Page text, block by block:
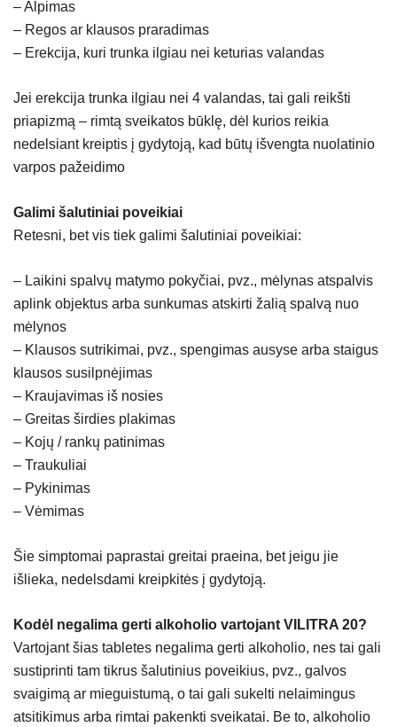
– Alpimas
– Regos ar klausos praradimas
– Erekcija, kuri trunka ilgiau nei keturias valandas
Jei erekcija trunka ilgiau nei 4 valandas, tai gali reikšti
priapizmą – rimtą sveikatos būklę, dėl kurios reikia
nedelsiant kreiptis į gydytoją, kad būtų išvengta nuolatinio
varpos pažeidimo
Galimi šalutiniai poveikiai
Retesni, bet vis tiek galimi šalutiniai poveikiai:
– Laikini spalvų matymo pokyčiai, pvz., mėlynas atspalvis
aplink objektus arba sunkumas atskirti žalią spalvą nuo
mėlynos
– Klausos sutrikimai, pvz., spengimas ausyse arba staigus
klausos susilpnėjimas
– Kraujavimas iš nosies
– Greitas širdies plakimas
– Kojų / rankų patinimas
– Traukuliai
– Pykinimas
– Vėmimas
Šie simptomai paprastai greitai praeina, bet jeigu jie
išlieka, nedelsdami kreipkitės į gydytoją.
Kodėl negalima gerti alkoholio vartojant VILITRA 20?
Vartojant šias tabletes negalima gerti alkoholio, nes tai gali
sustiprinti tam tikrus šalutinius poveikius, pvz., galvos
svaigimą ar mieguistumą, o tai gali sukelti nelaimingus
atsitikimus arba rimtai pakenkti sveikatai. Be to, alkoholio